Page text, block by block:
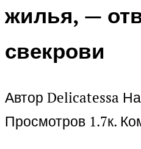
жилья, —
свекрови
Автор Delicatessa
Просмотров 1.7к.